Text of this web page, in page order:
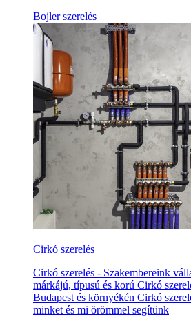
Bojler szerelés
Cirkó szerelés
Cirkó szerelés - Szakembereink
márkájú, típusú és korú Cirkó
Budapest és környékén Cirkó
minket és mi örömmel segítünk